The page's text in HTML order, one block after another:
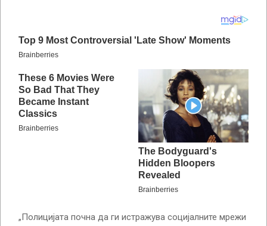
„Полицијата почна да ги истражува социјалните мрежи